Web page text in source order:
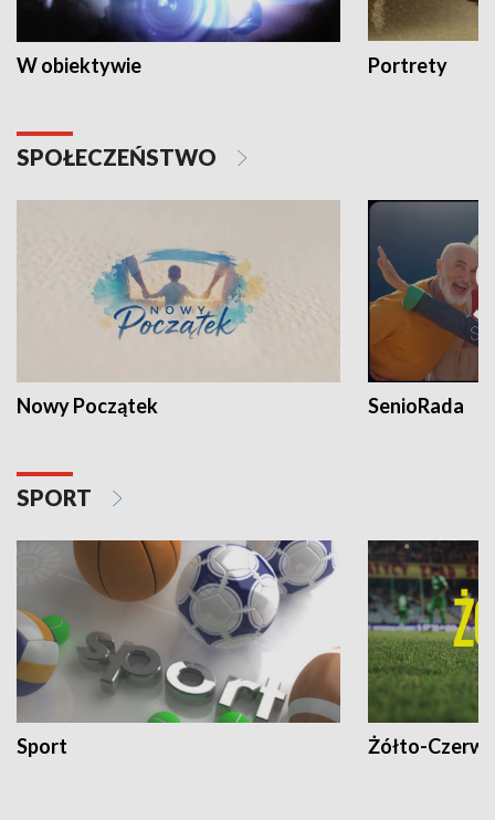
W obiektywie Portrety
SPOŁECZEŃSTWO
Nowy Początek SenioRada
SPORT
Sport Żółto-